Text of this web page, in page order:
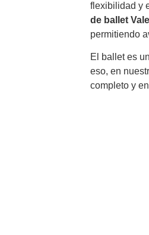
flexibilidad y
de ballet
permitiendo
El ballet es
eso, en
completo y